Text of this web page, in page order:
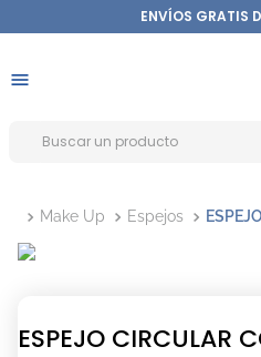
ENVÍOS GRATIS
Make Up Espejos
ESPEJO CIRCULAR